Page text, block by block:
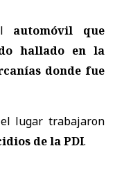
automóvil que
hallado en la
donde fue
lugar trabajaron
de la PDI.